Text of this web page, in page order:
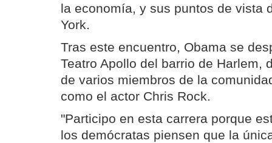
la economía, y sus puntos de vista
York.
Tras este encuentro, Obama se
Teatro Apollo del barrio de Harlem,
de varios miembros de la
como el actor Chris Rock.
"Participo en esta carrera porque
los demócratas piensen que la